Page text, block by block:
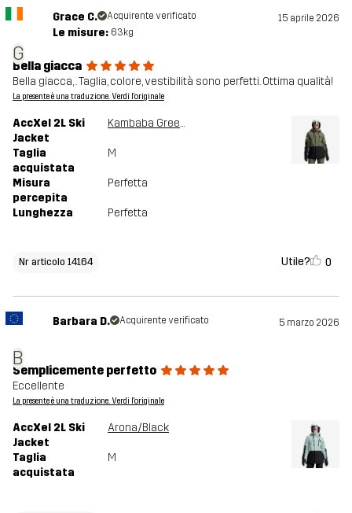
G
Grace C. Acquirente verificato 15 aprile 2026
Le misure: 63kg
Bella giacca
Bella giacca, . Taglia, colore, vestibilità sono perfetti. Ottima qualità!
La presente è una traduzione. Verdi l'originale
AccXel 2L Ski
Jacket
Kambaba Green/Black
Taglia
acquistata
M
Misura
percepita
Perfetta
Lunghezza Perfetta
Nr articolo 14164 Utile? 0
B
Barbara D. Acquirente verificato 5 marzo 2026
Semplicemente perfetto
Eccellente
La presente è una traduzione. Verdi l'originale
AccXel 2L Ski
Jacket
Arona/Black
Taglia
acquistata
M